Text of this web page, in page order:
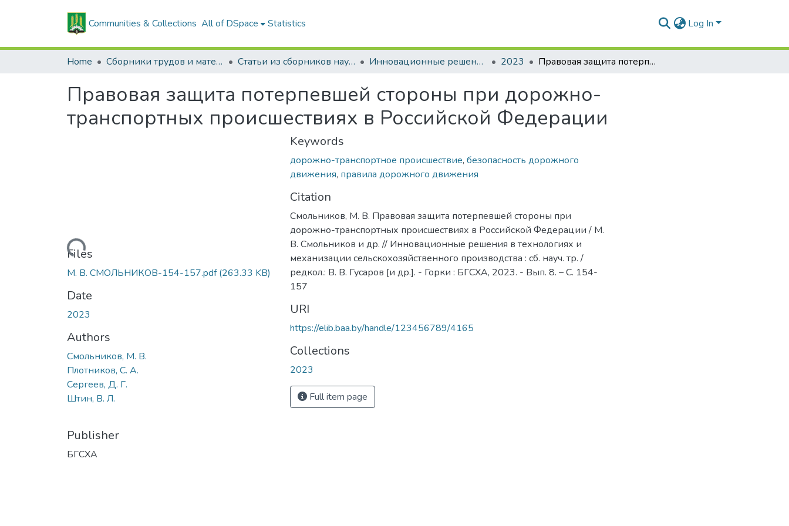
Communities & Collections All of DSpace Statistics Log In
Home Сборники трудов и материалов конференций Статьи из сборников научных трудов Инновационные решения в технологиях и механизации сельскохозяйственного производства 2023 Правовая защита потерпевшей стороны при дорожно-транспортных происшествиях в Российской Федерации
Правовая защита потерпевшей стороны при дорожно-
транспортных происшествиях в Российской Федерации
Loading...
Files
М. В. СМОЛЬНИКОВ-154-157.pdf(263.33 KB)
Date
2023
Authors
Смольников, М. В.
Плотников, С. А.
Сергеев, Д. Г.
Штин, В. Л.
Publisher
БГСХА
Keywords
дорожно-транспортное происшествие, безопасность дорожного
движения, правила дорожного движения
Citation
Смольников, М. В. Правовая защита потерпевшей стороны при
дорожно-транспортных происшествиях в Российской Федерации / М.
В. Смольников и др. // Инновационные решения в технологиях и
механизации сельскохозяйственного производства : сб. науч. тр. /
редкол.: В. В. Гусаров [и др.]. - Горки : БГСХА, 2023. - Вып. 8. – С. 154-
157
URI
https://elib.baa.by/handle/123456789/4165
Collections
2023
Full item page